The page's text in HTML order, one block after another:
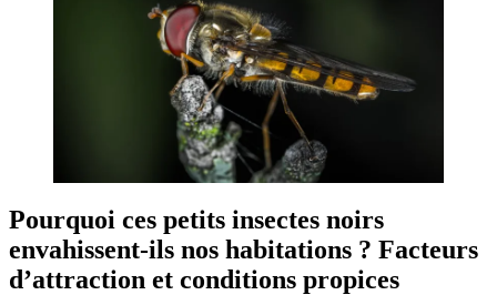
Pourquoi ces petits insectes noirs
envahissent-ils nos habitations ? Facteurs
d’attraction et conditions propices